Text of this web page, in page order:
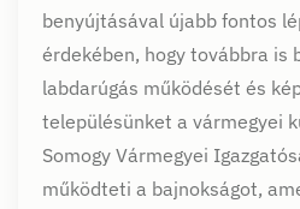
benyújtásával újabb fontos
érdekében, hogy továbbra is
labdarúgás működését és
településünket a vármegyei
Somogy Vármegyei
működteti a bajnokságot,